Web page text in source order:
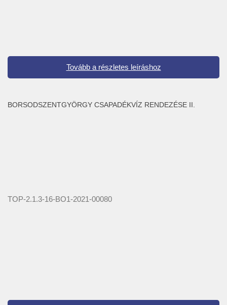
Tovább a részletes leíráshoz
BORSODSZENTGYÖRGY CSAPADÉKVÍZ RENDEZÉSE II.
TOP-2.1.3-16-BO1-2021-00080